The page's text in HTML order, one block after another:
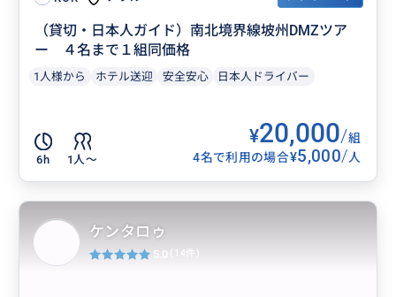
（貸切・日本人ガイド）南北境界線坡州DMZツア
ー ４名まで１組同価格
1人様から ホテル送迎 安全安心 日本人ドライバー
6h 1人〜
¥20,000/組
4名で利用の場合¥5,000/人
ケンタロゥ
5.0 (14件)